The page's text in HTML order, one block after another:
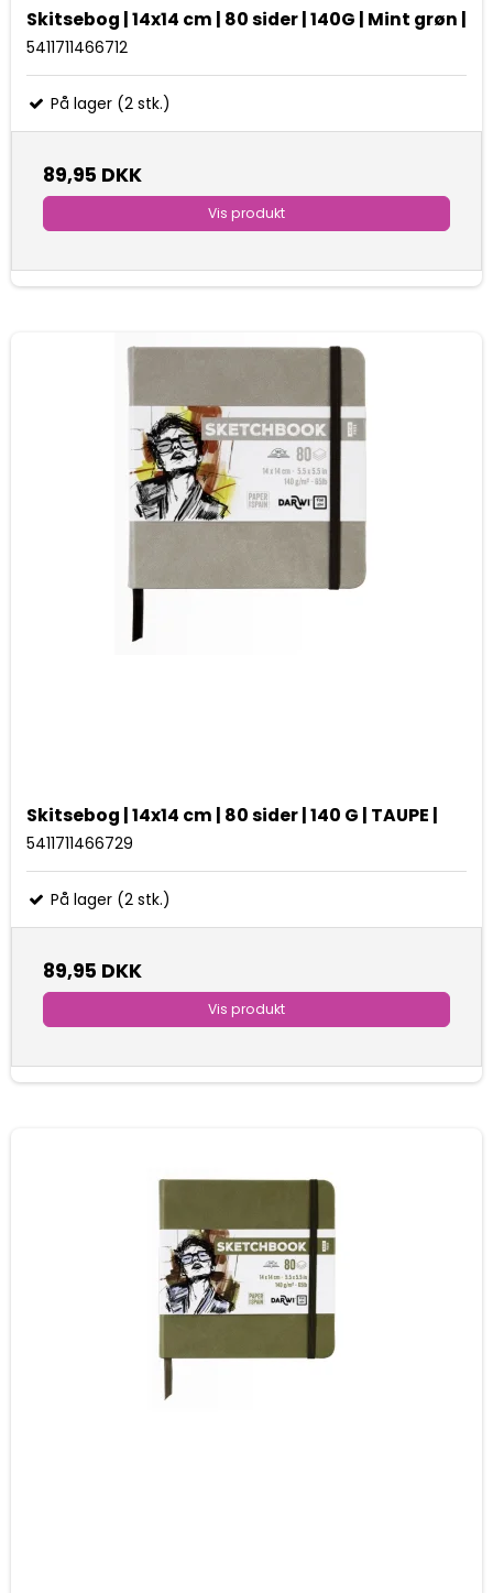
Skitsebog | 14x14 cm | 80 sider | 140G | Mint grøn |
5411711466712
På lager (2 stk.)
89,95 DKK
Vis produkt
Skitsebog | 14x14 cm | 80 sider | 140 G | TAUPE |
5411711466729
På lager (2 stk.)
89,95 DKK
Vis produkt